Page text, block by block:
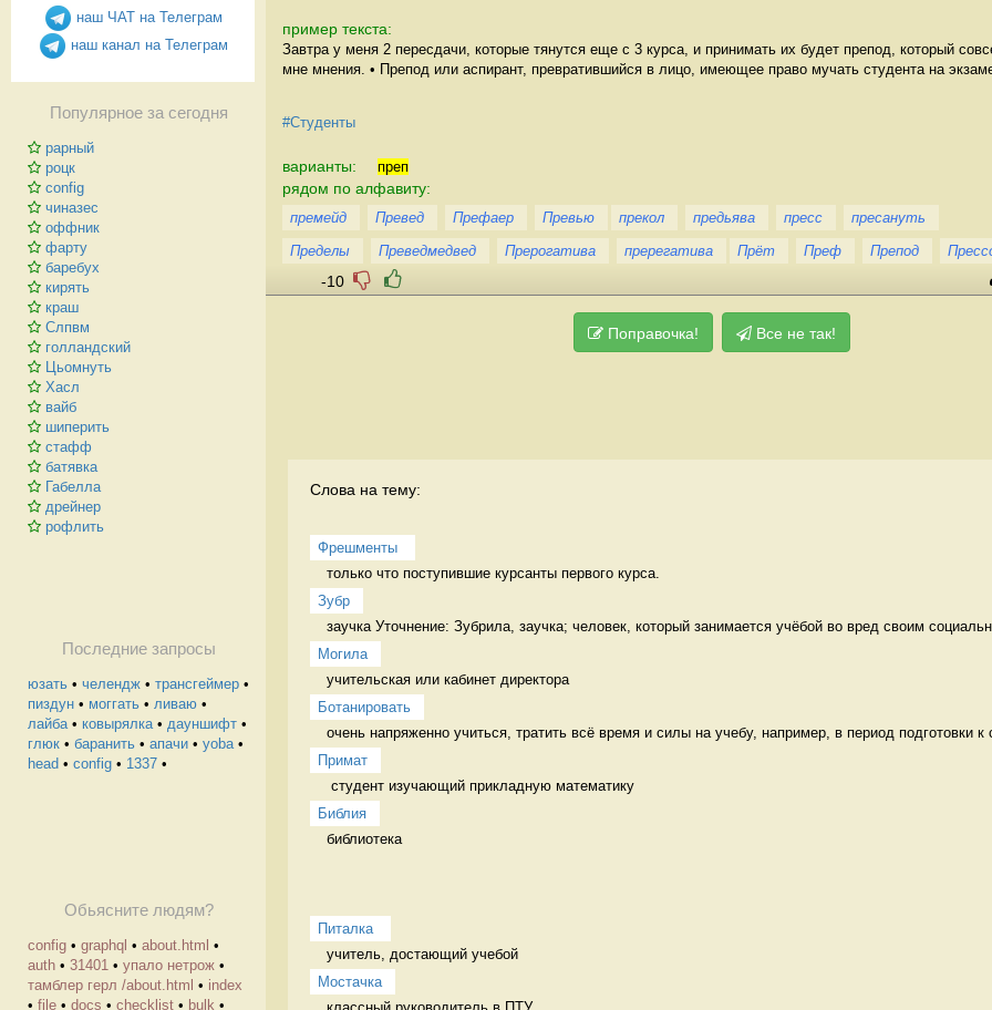
наш ЧАТ на Телеграм
наш канал на Телеграм
Популярное за сегодня
рарный
роцк
config
чиназес
оффник
фарту
баребух
кирять
краш
Слпвм
голландский
Цьомнуть
Хасл
вайб
шиперить
стафф
батявка
Габелла
дрейнер
рофлить
Последние запросы
юзать • челендж • трансгеймер •
пиздун • моггать • ливаю •
лайба• ковырялка• дауншифт •
глюк • баранить • апачи • yoba•
head • config • 1337 •
Обьясните людям?
config • graphql • about.html •
auth • 31401 • упало нетрож •
тамблер герл /about.html • index
• file • docs • checklist • bulk •
пример текста:
Завтра у меня 2 пересдачи, которые тянутся еще с 3 курса, и принимать их будет препод, который
мне мнения. • Препод или аспирант, превратившийся в лицо, имеющее право мучать студента на
#Студенты
варианты: преп
рядом по алфавиту:
премейд Превед Префаер Превью прекол предьява пресс
пресануть
Пределы
Преведмедвед Прерогатива пререгатива Прёт Преф Препод
-10
Поправочка! Все не так!
Слова на тему:
Фрешменты
только что поступившие курсанты первого курса.
Зубр
заучка Уточнение: Зубрила, заучка; человек, который занимается учёбой во вред своим
Могила
учительская или кабинет директора
Ботанировать
очень напряженно учиться, тратить всё время и силы на учебу, например, в период подготовки к
Примат
студент изучающий прикладную математику
Библия
библиотека
Питалка
учитель, достающий учебой
Мостачка